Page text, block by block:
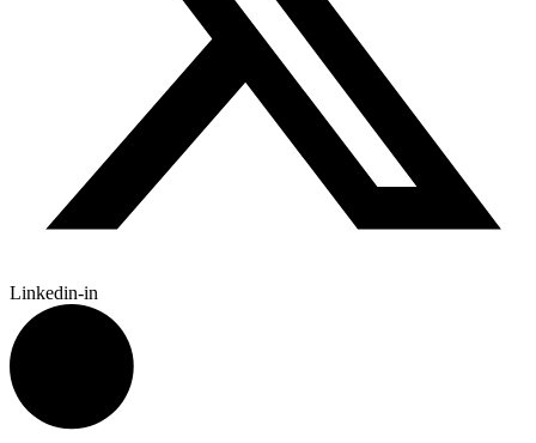
Linkedin-in